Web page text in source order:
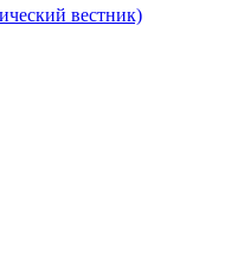
вестник)